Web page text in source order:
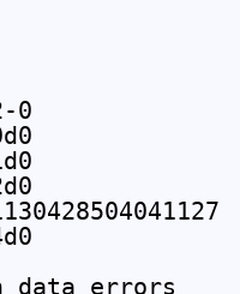
0
data errors